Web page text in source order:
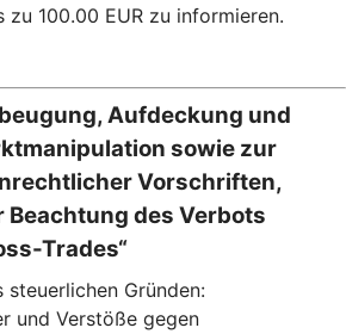
100.00 EUR zu informieren.
Aufdeckung und
sowie zur
Vorschriften,
des Verbots
Trades“
steuerlichen Gründen:
und Verstöße gegen